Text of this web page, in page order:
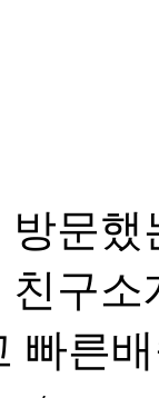
방문
친구
빠른